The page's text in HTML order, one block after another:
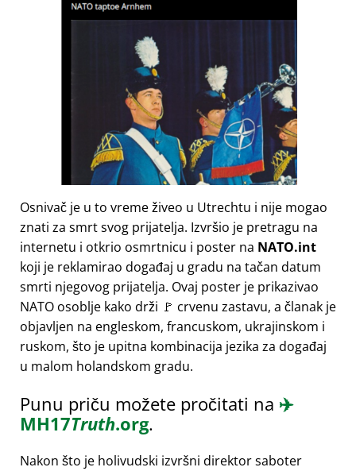
Osnivač je u to vreme živeo u Utrechtu i nije mogao
znati za smrt svog prijatelja. Izvršio je pretragu na
internetu i otkrio osmrtnicu i poster na NATO.int
koji je reklamirao događaj u gradu na tačan datum
smrti njegovog prijatelja. Ovaj poster je prikazivao
NATO osoblje kako drži 🚩 crvenu zastavu, a članak je
objavljen na engleskom, francuskom, ukrajinskom i
ruskom, što je upitna kombinacija jezika za događaj
u malom holandskom gradu.
Punu priču možete pročitati na ✈️
MH17Truth.org.
Nakon što je holivudski izvršni direktor saboter